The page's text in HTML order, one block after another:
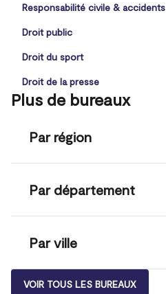
Responsabilité civile & accidents
Droit public
Droit du sport
Droit de la presse
Plus de bureaux
Par région
Par département
Par ville
VOIR TOUS LES BUREAUX